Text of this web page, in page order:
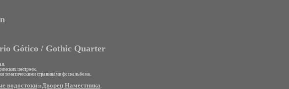
Gótico / Gothic Quarter
построек.
тематическими страницами фотоальбома.
водостокии Дворец Наместника.